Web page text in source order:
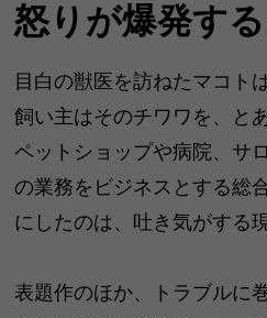
怒りが爆発する
目白の獣医を訪ねたマコト
飼い主はそのチワワを、と
ペットショップや病院、サ
の業務をビジネスとする総
にしたのは、吐き気がする
表題作のほか、トラブルに